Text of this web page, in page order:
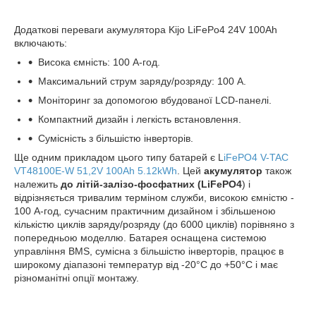
Додаткові переваги акумулятора Kijo LiFePo4 24V 100Ah
включають:
Висока ємність: 100 А-год.
Максимальний струм заряду/розряду: 100 А.
Моніторинг за допомогою вбудованої LCD-панелі.
Компактний дизайн і легкість встановлення.
Сумісність з більшістю інверторів.
Ще одним прикладом цього типу батарей є LiFePO4 V-TAC
VT48100E-W 51,2V 100Ah 5.12kWh. Цей акумулятор також
належить до літій-залізо-фосфатних (LiFePO4) і
відрізняється тривалим терміном служби, високою ємністю -
100 А-год, сучасним практичним дизайном і збільшеною
кількістю циклів заряду/розряду (до 6000 циклів) порівняно з
попередньою моделлю. Батарея оснащена системою
управління BMS, сумісна з більшістю інверторів, працює в
широкому діапазоні температур від -20°C до +50°C і має
різноманітні опції монтажу.